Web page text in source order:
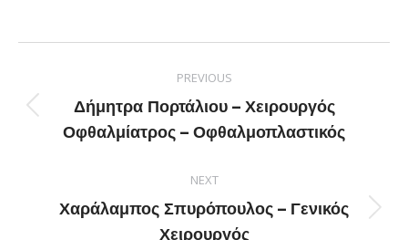
PREVIOUS
Δήμητρα Πορτάλιου – Χειρουργός
Οφθαλμίατρος – Οφθαλμοπλαστικός
NEXT
Χαράλαμπος Σπυρόπουλος – Γενικός
Χειρουργός